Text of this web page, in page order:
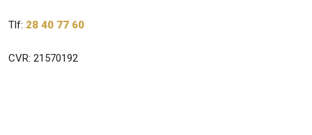
Tlf: 28 40 77 60​
CVR: 21570192​